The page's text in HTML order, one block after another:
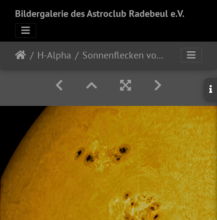
Bildergalerie des Astroclub Radebeul e.V.
H-Alpha Sonnenflecken vom 20.06.2024